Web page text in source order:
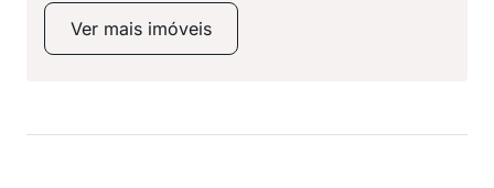
Ver mais imóveis